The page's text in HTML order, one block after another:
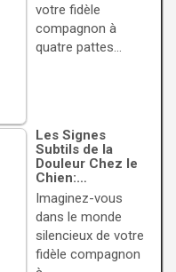
votre fidèle
compagnon à
quatre pattes…
Les Signes
Subtils de la
Douleur Chez le
Chien:…
Imaginez-vous
dans le monde
silencieux de votre
fidèle compagnon